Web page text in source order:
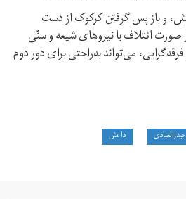
و باز پس گرفتن کرکوک از دست
صورت ائتلاف با نیروهای شیعه و سنّی
می‌تواند به‌راحتی برای دور دوم
حیدرالعبادی داعش